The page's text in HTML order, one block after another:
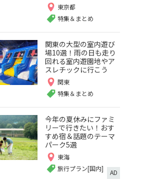
東京都
特集＆まとめ
関東の大型の室内遊び
場10選！雨の日も走り
回れる室内遊園地やア
スレチックに行こう
関東
特集＆まとめ
今年の夏休みにファミ
リーで行きたい！おす
すめ宿＆話題のテーマ
パーク5選
東海
旅行プラン[国内]
AD